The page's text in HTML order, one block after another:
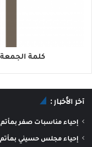
كلمة
آخر الأخبار :
إحياء مناسبات صفر
إحياء مجلس حسيني